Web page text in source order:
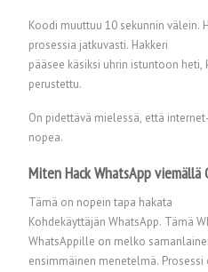
Koodi muuttuu 10 sekunnin välein.
prosessia jatkuvasti. Hakkeri
pääsee käsiksi uhrin istuntoon
perustettu.
On pidettävä mielessä, että
nopea.
Miten Hack WhatsApp viemällä
Tämä on nopein tapa hakata
Kohdekäyttäjän WhatsApp. Tämä
WhatsAppille on melko
ensimmäinen menetelmä. Prosessi